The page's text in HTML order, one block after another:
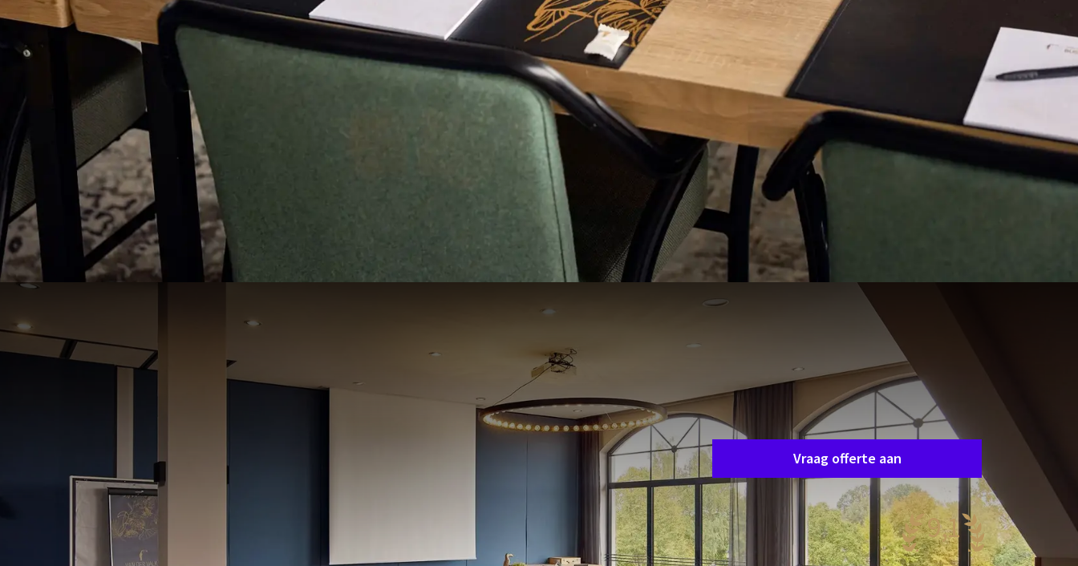
Grüner und Grönegausee
Grönegausee is met 54 m² geschikt voor 30 gasten in bioscoop opstelling. Vanzelfsprekend is deze zaal voorzien
van airconditioning en beschikt het over verduisteringsmogelijkheden, dat ideaal is in combinatie met het
Grüner See is met 140 m² geschikt voor 70 gasten in bioscoop opstelling. Vanzelfsprekend is deze zaal voorzien
van airconditioning en beschikt het over verduisteringsmogelijkheden, dat ideaal is in combinatie met het
gebruik van de beamer.
De mogelijkheid bestaat om Grüner See en Grönegausee aan elkaar te verbinden. Hiermee kan een ruimte van
U-vorm
35
100
Gala diner
Zaal aanvraag
Vraag eenvoudig en vrijblijvend een offerte aan en
we nemen spoedig contact op om samen uw
wensen af te stemmen.
Vraag offerte aan
9,1
Waanzinnig
279 reviews